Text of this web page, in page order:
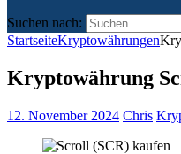
Suchen nach:
StartseiteKryptowährungen
Kryptowährung
12. November 2024 Chris